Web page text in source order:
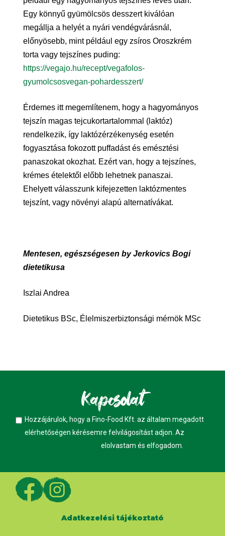
Egy könnyű gyümölcsös desszert kiválóan
megállja a helyét a nyári vendégvárásnál,
előnyösebb, mint például egy zsíros Oroszkrém
torta vagy tejszínes puding:
https://vegajo.hu/recept/vegafolos-
gyumolcsosvegan-pohardesszert/
Érdemes itt megemlítenem, hogy a hagyományos
tejszín magas tejcukortartalommal (laktóz)
rendelkezik, így laktózérzékenység esetén
fogyasztása fokozott puffadást és emésztési
panaszokat okozhat. Ezért van, hogy a tejszínes,
krémes ételektől előbb lehetnek panaszai.
Ehelyett válasszunk kifejezetten laktózmentes
tejszínt, vagy növényi alapú alternatívákat.
Mentesen, egészségesen by Jerkovics Bogi
dietetikusa
Iszlai Andrea
Dietetikus BSc, Élelmiszerbiztonsági mérnök MSc
Kapcsolat
Hozzájárulok, hogy a Fino-Food Kft. az általam megadott
elérhetőségen kérésemre felvilágosítást adjon. Az
adatkezelési szabályzatotelolvastam és elfogadom.
Adatkezelési tájékoztató